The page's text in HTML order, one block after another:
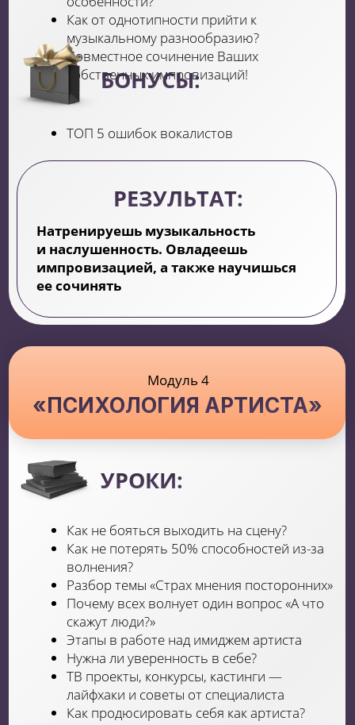
РЕЗУЛЬТАТ:
Узнаешь основы написания песен.
Поймешь, как создать собственную песню.
+ ВЫПУСКНОЙ В ПРЯМОМ
НАЧАТЬ ПЕТЬ С ЭТЕРИ
Ученики, которые успешно завершат
О ПРОХОЖДЕНИИ КУРСА
Также есть возможность получить
диплом о дополнительном образовании
установленного образца
КАКИЕ